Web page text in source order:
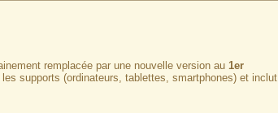
remplacée par une nouvelle version au 1er
supports (ordinateurs, tablettes, smartphones) et inclut